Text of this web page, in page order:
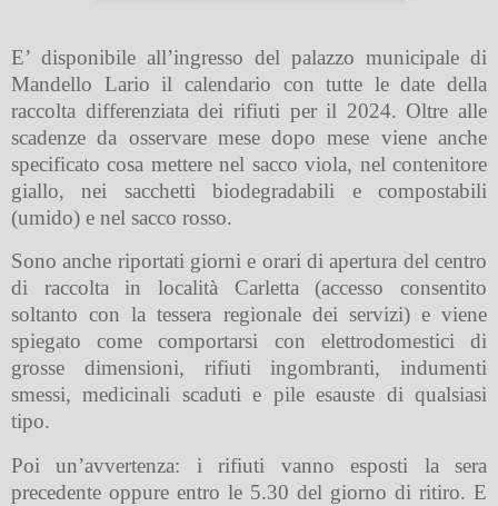
E’ disponibile all’ingresso del palazzo municipale di
Mandello Lario il calendario con tutte le date della
raccolta differenziata dei rifiuti per il 2024. Oltre alle
scadenze da osservare mese dopo mese viene anche
specificato cosa mettere nel sacco viola, nel contenitore
giallo, nei sacchetti biodegradabili e compostabili
(umido) e nel sacco rosso.
Sono anche riportati giorni e orari di apertura del centro
di raccolta in località Carletta (accesso consentito
soltanto con la tessera regionale dei servizi) e viene
spiegato come comportarsi con elettrodomestici di
grosse dimensioni, rifiuti ingombranti, indumenti
smessi, medicinali scaduti e pile esauste di qualsiasi
tipo.
Poi un’avvertenza: i rifiuti vanno esposti la sera
precedente oppure entro le 5.30 del giorno di ritiro. E